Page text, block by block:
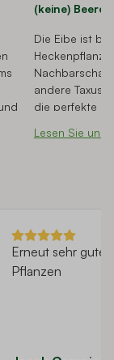
(keine)
Die Eibe ist
andere
die perfekte
jedoch nicht,
Lesen Sie
Erneut sehr gute
Pflanzen